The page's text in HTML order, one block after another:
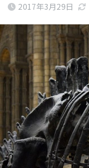
2017年3月29日